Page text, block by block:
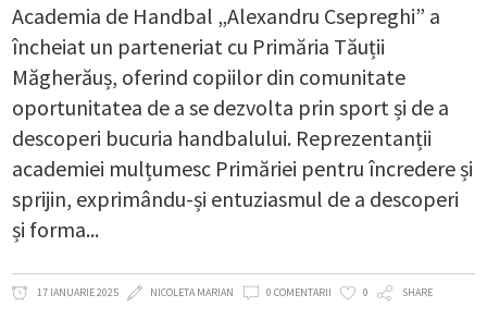
Academia de Handbal „Alexandru Csepreghi” a
încheiat un parteneriat cu Primăria Tăuții
Măgherăuș, oferind copiilor din comunitate
oportunitatea de a se dezvolta prin sport și de a
descoperi bucuria handbalului. Reprezentanții
academiei mulțumesc Primăriei pentru încredere și
sprijin, exprimându-și entuziasmul de a descoperi
și forma
17 IANUARIE 2025 NICOLETA MARIAN 0 COMENTARII 0 SHARE